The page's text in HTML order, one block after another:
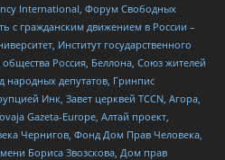
International, Форум Свободных
с гражданским движением в России –
Институт государственного
Россия, Беллона, Союз жителей
народных депутатов, Гринпис
Инк, Завет церквей TCCN, Агора,
Gazeta-Europe, Алтай проект,
Чернигов, Фонд Дом Прав Человека,
Бориса Звозскова, Дом прав